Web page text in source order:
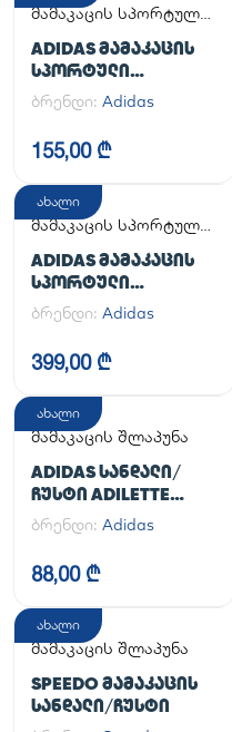
მამაკაცის სპორტული
ADIDAS ᲛᲐᲛᲐᲙᲐᲪᲘᲡ
ᲡᲞᲝᲠᲢᲣᲚᲘ
ᲤᲔᲮᲡᲐᲪᲛᲔᲚᲘ
ADILETTE
ბრენდი: Adidas
155,00 ₾
ახალი
მამაკაცის სპორტული
ADIDAS ᲛᲐᲛᲐᲙᲐᲪᲘᲡ
ᲡᲞᲝᲠᲢᲣᲚᲘ
ᲤᲔᲮᲡᲐᲪᲛᲔᲚᲘ
HANDBALL SPEZIAL
ბრენდი: Adidas
399,00 ₾
ახალი
მამაკაცის შლაპუნა
ADIDAS ᲡᲐᲜᲓᲐᲚᲘ/
ᲩᲣᲡᲢᲘ ADILETTE
AQUA
ბრენდი: Adidas
88,00 ₾
ახალი
მამაკაცის შლაპუნა
SPEEDO ᲛᲐᲛᲐᲙᲐᲪᲘᲡ
ᲡᲐᲜᲓᲐᲚᲘ/ᲩᲣᲡᲢᲘ